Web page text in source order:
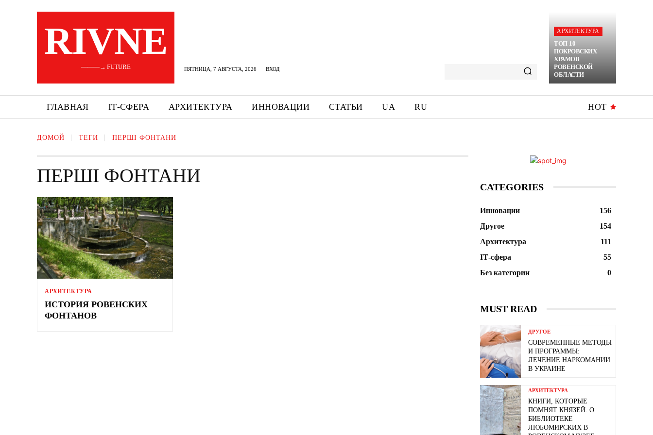
RIVNE
———→ FUTURE ПЯТНИЦА, 7 АВГУСТА, 2026 ВХОД
АРХИТЕКТУРА
ТОП-10
ПОКРОВСКИХ
ХРАМОВ
РОВЕНСКОЙ
ОБЛАСТИ
ГЛАВНАЯ ІТ-СФЕРА АРХИТЕКТУРА ИННОВАЦИИ СТАТЬИ UA RU HOT
ДОМОЙ ТЕГИ ПЕРШІ ФОНТАНИ
ПЕРШІ ФОНТАНИ
АРХИТЕКТУРА
ИСТОРИЯ РОВЕНСКИХ
ФОНТАНОВ
CATEGORIES
Инновации
156
Другое
154
Архитектура
111
ІТ-сфера
55
Без категории
0
MUST READ
ДРУГОЕ
СОВРЕМЕННЫЕ МЕТОДЫ
И ПРОГРАММЫ:
ЛЕЧЕНИЕ НАРКОМАНИИ
В УКРАИНЕ
АРХИТЕКТУРА
КНИГИ, КОТОРЫЕ
ПОМНЯТ КНЯЗЕЙ: О
БИБЛИОТЕКЕ
ЛЮБОМИРСКИХ В